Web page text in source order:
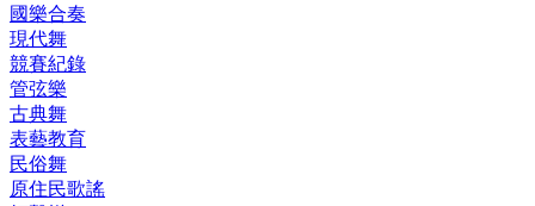
國樂合奏
現代舞
競賽紀錄
管弦樂
古典舞
表藝教育
民俗舞
原住民歌謠